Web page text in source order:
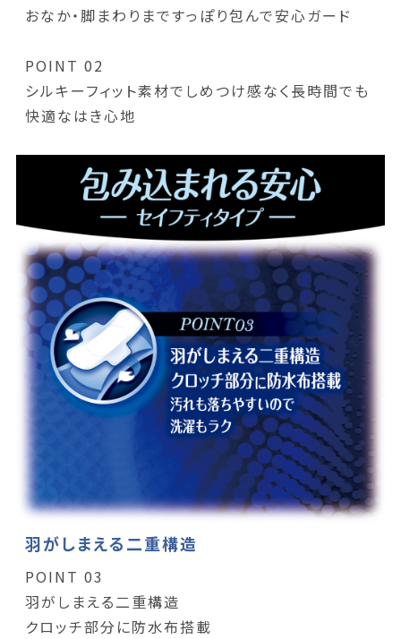
おなか・脚まわりまですっぽり包んで安心ガード
POINT 02
シルキーフィット素材でしめつけ感なく長時間でも
快適なはき心地
羽がしまえる二重構造
POINT 03
羽がしまえる二重構造
クロッチ部分に防水布搭載